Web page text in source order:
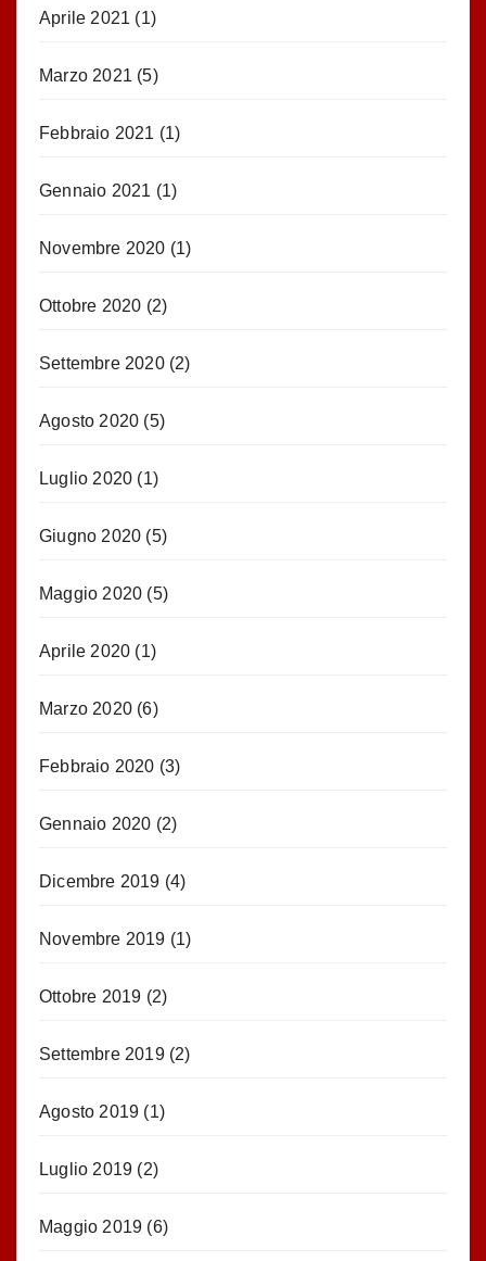
Aprile 2021 (1)
Marzo 2021 (5)
Febbraio 2021 (1)
Gennaio 2021 (1)
Novembre 2020 (1)
Ottobre 2020 (2)
Settembre 2020(2)
Agosto 2020 (5)
Luglio 2020 (1)
Giugno 2020 (5)
Maggio 2020 (5)
Aprile 2020 (1)
Marzo 2020 (6)
Febbraio 2020 (3)
Gennaio 2020 (2)
Dicembre 2019 (4)
Novembre 2019 (1)
Ottobre 2019 (2)
Settembre 2019(2)
Agosto 2019 (1)
Luglio 2019 (2)
Maggio 2019 (6)